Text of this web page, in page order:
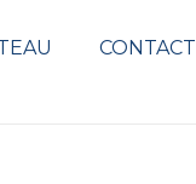
CONTACT